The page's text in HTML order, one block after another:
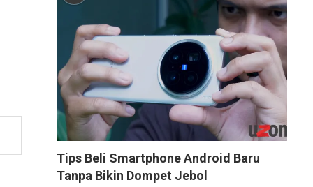
Tips Beli Smartphone Android Baru
Tanpa Bikin Dompet Jebol